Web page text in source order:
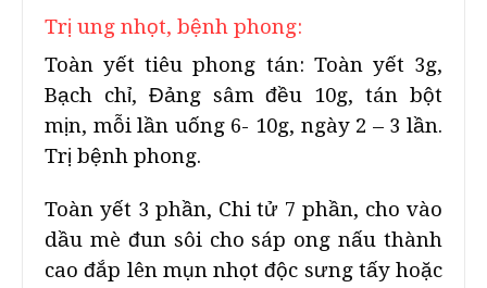
Trị ung nhọt, bệnh phong:
Toàn yết tiêu phong tán: Toàn yết 3g,
Bạch chỉ, Đảng sâm đều 10g, tán bột
mịn, mỗi lần uống 6- 10g, ngày 2 – 3 lần.
Trị bệnh phong.
Toàn yết 3 phần, Chi tử 7 phần, cho vào
dầu mè đun sôi cho sáp ong nấu thành
cao đắp lên mụn nhọt độc sưng tấy hoặc